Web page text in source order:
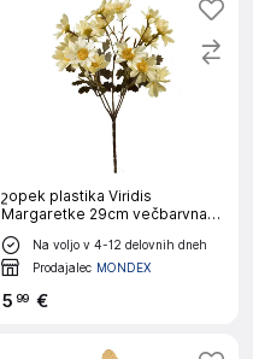
շopek plastika Viridis
Margaretke 29cm večbarvna
1kos
Na voljo v 4-12 delovnih dneh
Prodajalec MONDEX
5 99 €